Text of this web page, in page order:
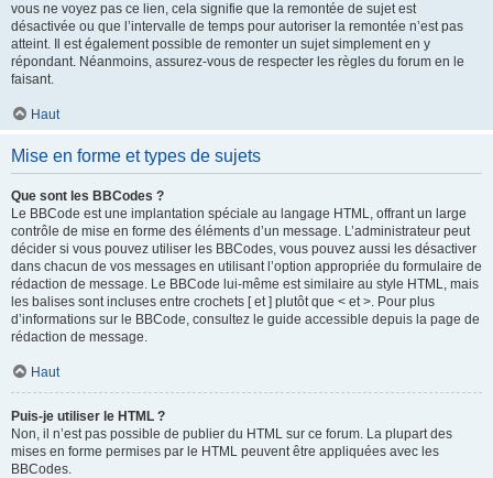
vous ne voyez pas ce lien, cela signifie que la remontée de sujet est
désactivée ou que l’intervalle de temps pour autoriser la remontée n’est pas
atteint. Il est également possible de remonter un sujet simplement en y
répondant. Néanmoins, assurez-vous de respecter les règles du forum en le
faisant.
Haut
Mise en forme et types de sujets
Que sont les BBCodes ?
Le BBCode est une implantation spéciale au langage HTML, offrant un large
contrôle de mise en forme des éléments d’un message. L’administrateur peut
décider si vous pouvez utiliser les BBCodes, vous pouvez aussi les désactiver
dans chacun de vos messages en utilisant l’option appropriée du formulaire de
rédaction de message. Le BBCode lui-même est similaire au style HTML, mais
les balises sont incluses entre crochets [ et ] plutôt que < et >. Pour plus
d’informations sur le BBCode, consultez le guide accessible depuis la page de
rédaction de message.
Haut
Puis-je utiliser le HTML ?
Non, il n’est pas possible de publier du HTML sur ce forum. La plupart des
mises en forme permises par le HTML peuvent être appliquées avec les
BBCodes.